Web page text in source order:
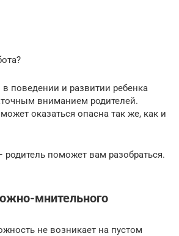
поведении и развитии ребенка
вниманием родителей.
оказаться опасна так же, как и
родитель поможет вам разобраться.
мнительного
не возникает на пустом